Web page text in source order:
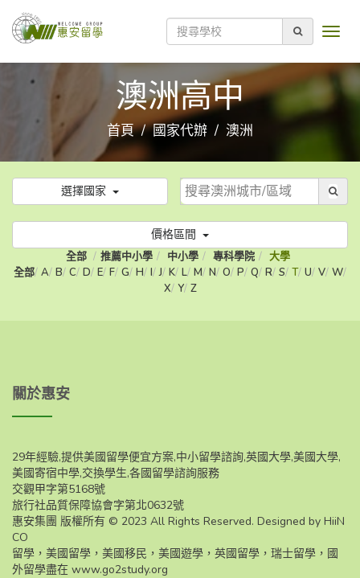
澳洲高中
首頁 國家代辦 澳洲
選擇國家
價格區間
全部 推薦中小學 中小學 專科學院
大學
全部 A B C D E F G H I J K L M N O P Q R S T U V W
X Y Z
關於惠安
29年經驗,提供美國留學便宜方案,中小留學諮詢,英國大學,美國大學,
美國寄宿中學,交換學生,各國留學諮詢服務
交觀甲字第5168號
旅行社品質保障協會字第北0632號
惠安集團 版權所有 © 2023 All Rights Reserved. Designed by HiiN
CO
留學，美國留學，美國移民，美國遊學，英國留學，瑞士留學，國
外留學盡在 www.go2study.org